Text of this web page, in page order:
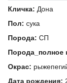
Кличка: Дона
Пол: сука
Порода: СП
Порода_полное
Окрас:
Дата рождения: